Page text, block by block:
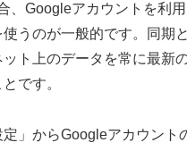
、Googleアカウントを利
使うのが一般的です。同期
ト上のデータを常に最新
です。
」からGoogleアカウント